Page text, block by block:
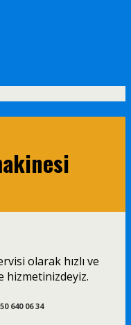
olarak hızlı ve
hizmetinizdeyiz.
640 06 34